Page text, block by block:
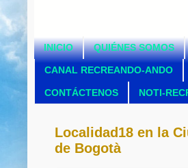
INICIO QUIÉNES SOMOS
CANAL RECREANDO-ANDO
CONTÁCTENOS NOTI-
Localidad18 en la
de Bogotà